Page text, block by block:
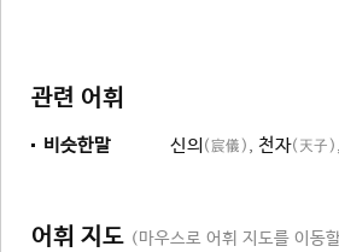
관련 어휘
비슷한말 신의 (宸儀) , 천자(天子) ,
어휘 지도 (마우스로 어휘 지도를 이동